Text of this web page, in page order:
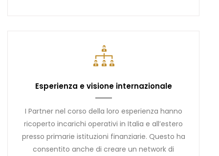
Esperienza e visione internazionale
I Partner nel corso della loro esperienza hanno
ricoperto incarichi operativi in Italia e all’estero
presso primarie istituzioni finanziarie. Questo ha
consentito anche di creare un network di